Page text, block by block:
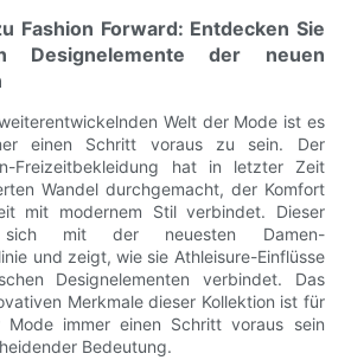
Fashion Forward: Entdecken Sie
Designelemente der neuen
Welt der Mode ist es
einen Schritt voraus zu sein. Der
Freizeitbekleidung hat in letzter Zeit
Wandel durchgemacht, der Komfort
mit modernem Stil verbindet. Dieser
mit der neuesten Damen-
und zeigt, wie sie Athleisure-Einflüsse
Designelementen verbindet. Das
Merkmale dieser Kollektion ist für
immer einen Schritt voraus sein
Bedeutung.